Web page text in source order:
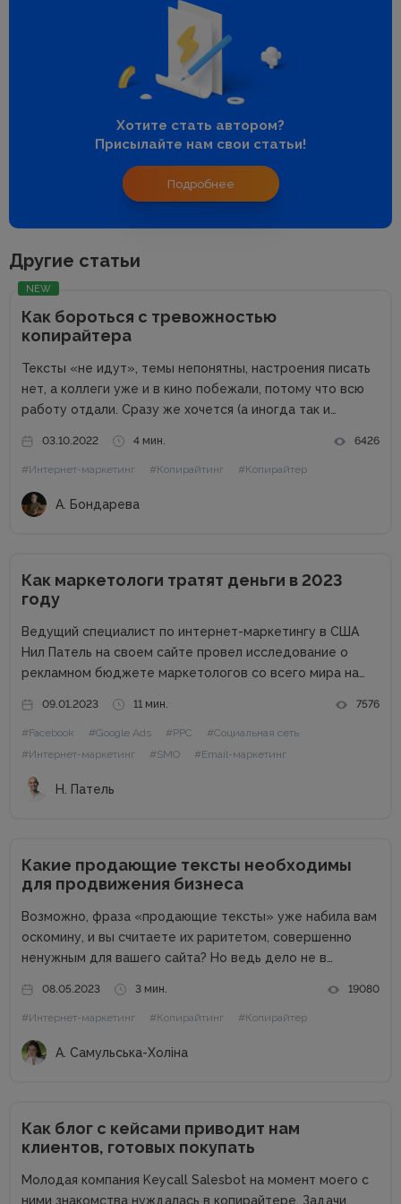
Хотите стать автором?
Присылайте нам свои статьи!
Подробнее
Другие статьи
NEW
Как бороться с тревожностью
копирайтера
Тексты «не идут», темы непонятны, настроения писать
нет, а коллеги уже и в кино побежали, потому что всю
работу отдали. Сразу же хочется (а иногда так и
неожиданно появилась бабушка, которая в Австралии
завещала...
03.10.2022 4 мин. 6426
#Интернет-маркетинг #Копирайтинг #Копирайтер
А. Бондарева
Как маркетологи тратят деньги в 2023
году
Ведущий специалист по интернет-маркетингу в США
Нил Патель на своем сайте провел исследование о
рекламном бюджете маркетологов со всего мира на
подвешенном состоянии из-за набирающей обороты
инфляции, войны, роста процентных ставок и других
факторов,...
09.01.2023 11 мин. 7576
#Facebook #Google Ads #PPC
#Социальная сеть
#Интернет-маркетинг
#SMO #Email-маркетинг
Н. Патель
Какие продающие тексты необходимы
для продвижения бизнеса
Возможно, фраза «продающие тексты» уже набила вам
оскомину, и вы считаете их раритетом, совершенно
ненужным для вашего сайта? Но ведь дело не в
которые помогают любому бизнес-сайту продавать. А
называть их...
08.05.2023 3 мин. 19080
#Интернет-маркетинг #Копирайтинг #Копирайтер
А. Самульська-Холіна
Как блог с кейсами приводит нам
клиентов, готовых покупать
Молодая компания Keycall Salesbot на момент моего с
ними знакомства нуждалась в копирайтере. Задачи,